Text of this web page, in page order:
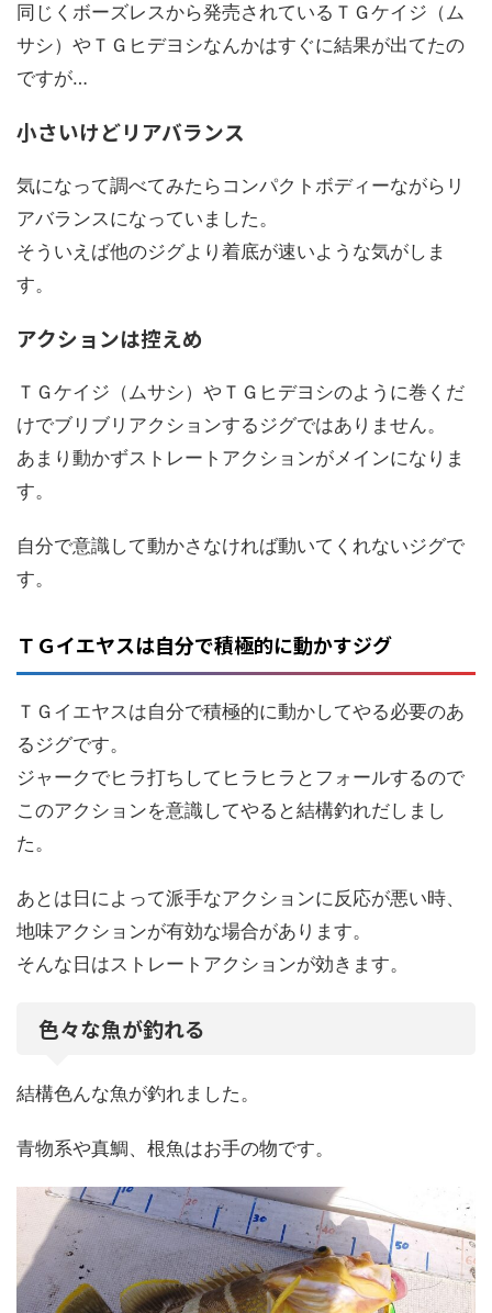
同じくボーズレスから発売されているＴＧケイジ（ム
サシ）やＴＧヒデヨシなんかはすぐに結果が出てたの
ですが…
小さいけどリアバランス
気になって調べてみたらコンパクトボディーながらリ
アバランスになっていました。
そういえば他のジグより着底が速いような気がしま
す。
アクションは控えめ
ＴＧケイジ（ムサシ）やＴＧヒデヨシのように巻くだ
けでブリブリアクションするジグではありません。
あまり動かずストレートアクションがメインになりま
す。
自分で意識して動かさなければ動いてくれないジグで
す。
ＴＧイエヤスは自分で積極的に動かすジグ
ＴＧイエヤスは自分で積極的に動かしてやる必要のあ
るジグです。
ジャークでヒラ打ちしてヒラヒラとフォールするので
このアクションを意識してやると結構釣れだしまし
た。
あとは日によって派手なアクションに反応が悪い時、
地味アクションが有効な場合があります。
そんな日はストレートアクションが効きます。
色々な魚が釣れる
結構色んな魚が釣れました。
青物系や真鯛、根魚はお手の物です。